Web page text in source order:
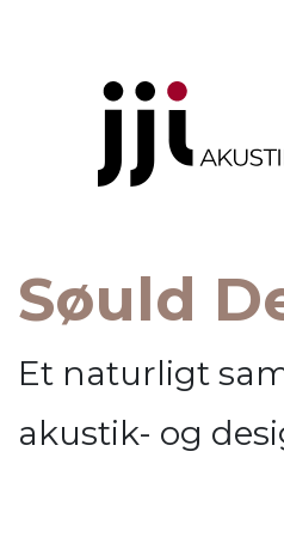
Søuld
Et naturligt
akustik- og